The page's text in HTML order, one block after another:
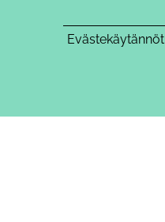
Evästekäytännöt